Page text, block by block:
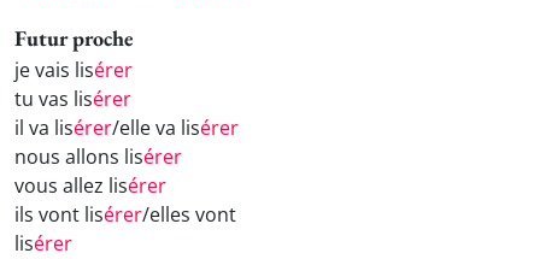
Futur proche
je vais lisérer
tu vas lisérer
il va lisérer/elle va lisérer
nous allons lisérer
vous allez lisérer
ils vont lisérer/elles vont
lisérer